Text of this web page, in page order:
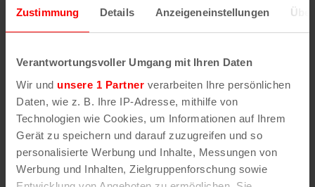
Zustimmung Details Anzeigeneinstellungen
Verantwortungsvoller Umgang mit Ihren Daten
Wir und unsere 1 Partner verarbeiten Ihre persönlichen
Daten, wie z. B. Ihre IP-Adresse, mithilfe von
Technologien wie Cookies, um Informationen auf Ihrem
Gerät zu speichern und darauf zuzugreifen und so
personalisierte Werbung und Inhalte, Messungen von
Werbung und Inhalten, Zielgruppenforschung sowie